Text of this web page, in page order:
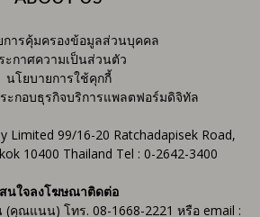
การคุ้มครองข้อมูลส่วนบุคคล
ะกาศความเป็นส่วนตัว
นโยบายการใช้คุกกี้
ะกอบธุรกิจบริการแพลตฟอร์มดิจิทัล
Limited 99/16-20 Ratchadapisek Road,
10400 Thailand Tel : 0-2642-3400
สนใจลงโฆษณาติดต่อ
ณแนน) โทร. 08-1668-2221 หรือ email :